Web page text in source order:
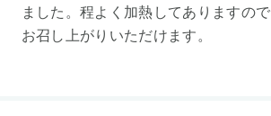
ました。程よく加熱してありますの
お召し上がりいただけます。